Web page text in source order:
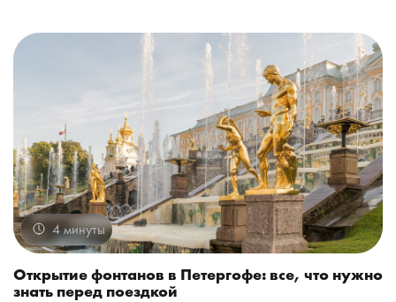
4 минуты
Открытие фонтанов в Петергофе: все, что нужно
знать перед поездкой